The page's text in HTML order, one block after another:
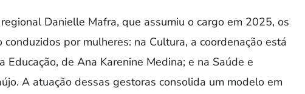
Danielle Mafra, que assumiu o cargo em 2025, os
por mulheres: na Cultura, a coordenação está
de Ana Karenine Medina; e na Saúde e
A atuação dessas gestoras consolida um modelo em